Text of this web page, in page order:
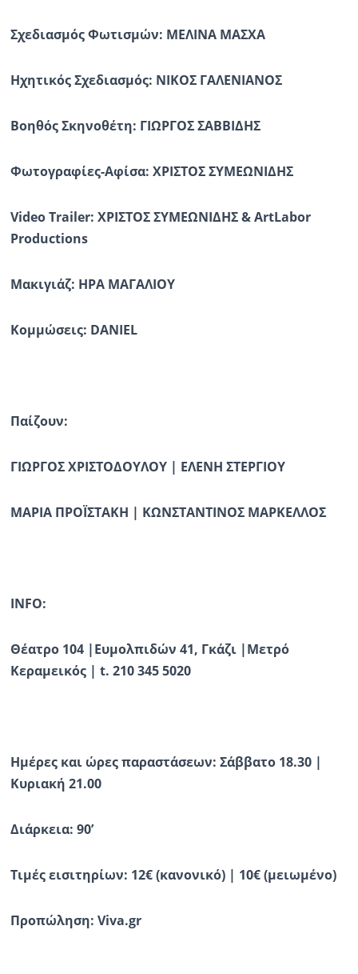
Σχεδιασμός Φωτισμών: ΜΕΛΙΝΑ ΜΑΣΧΑ
Ηχητικός Σχεδιασμός: ΝΙΚΟΣ ΓΑΛΕΝΙΑΝΟΣ
Βοηθός Σκηνοθέτη: ΓΙΩΡΓΟΣ ΣΑΒΒΙΔΗΣ
Φωτογραφίες-Aφίσα: ΧΡΙΣΤΟΣ ΣΥΜΕΩΝΙΔΗΣ
Video Trailer: ΧΡΙΣΤΟΣ ΣΥΜΕΩΝΙΔΗΣ &ArtLabor
Productions
Μακιγιάζ: ΗΡΑ ΜΑΓΑΛΙΟΥ
Κομμώσεις: DANIEL
Παίζουν:
ΓΙΩΡΓΟΣ ΧΡΙΣΤΟΔΟΥΛΟΥ | ΕΛΕΝΗ ΣΤΕΡΓΙΟΥ
ΜΑΡΙΑ ΠΡΟΪΣΤΑΚΗ | ΚΩΝΣΤΑΝΤΙΝΟΣ ΜΑΡΚΕΛΛΟΣ
INFO:
Θέατρο 104 |Ευμολπιδών 41, Γκάζι |Μετρό
Κεραμεικός | t. 210 345 5020
Ημέρες και ώρες παραστάσεων: Σάββατο 18.30 |
Κυριακή 21.00
Διάρκεια: 90’
Τιμές εισιτηρίων: 12€ (κανονικό) | 10€ (μειωμένο)
Προπώληση: Viva.gr